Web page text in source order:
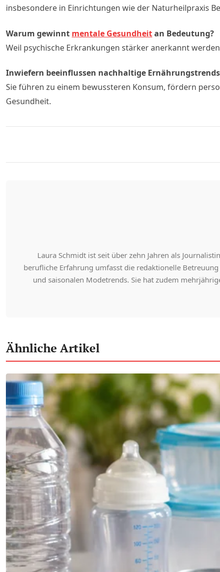
insbesondere in Einrichtungen wie der Naturheilpraxis
Warum gewinnt mentale Gesundheitan Bedeutung?
Weil psychische Erkrankungen stärker anerkannt
Inwiefern beeinflussen nachhaltige
Sie führen zu einem bewussteren Konsum, fördern
Gesundheit.
Laura Schmidt ist seit über zehn Jahren als
berufliche Erfahrung umfasst die redaktionelle
und saisonalen Modetrends. Sie hat zudem
Ähnliche Artikel